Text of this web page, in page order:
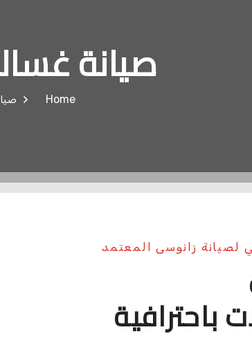
صيانة
Home
لصيانة زانوسى المعتمد
باحترافية